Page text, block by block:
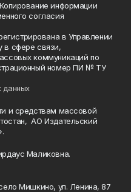
информации
согласия
в Управлении
в сфере связи,
коммуникаций по
номер ПИ № ТУ
данных
и средствам массовой
АО Издательский
Маликовна.
Мишкино, ул. Ленина, 87